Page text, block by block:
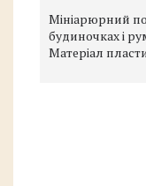
Мініарюрний
будиночках і
Матеріал